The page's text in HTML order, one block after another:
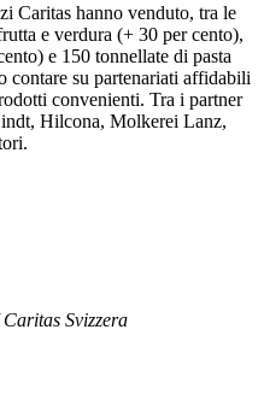
Caritas hanno venduto, tra le
e verdura (+ 30 per cento),
e 150 tonnellate di pasta
contare su partenariati affidabili
convenienti. Tra i partner
Hilcona, Molkerei Lanz,
Svizzera